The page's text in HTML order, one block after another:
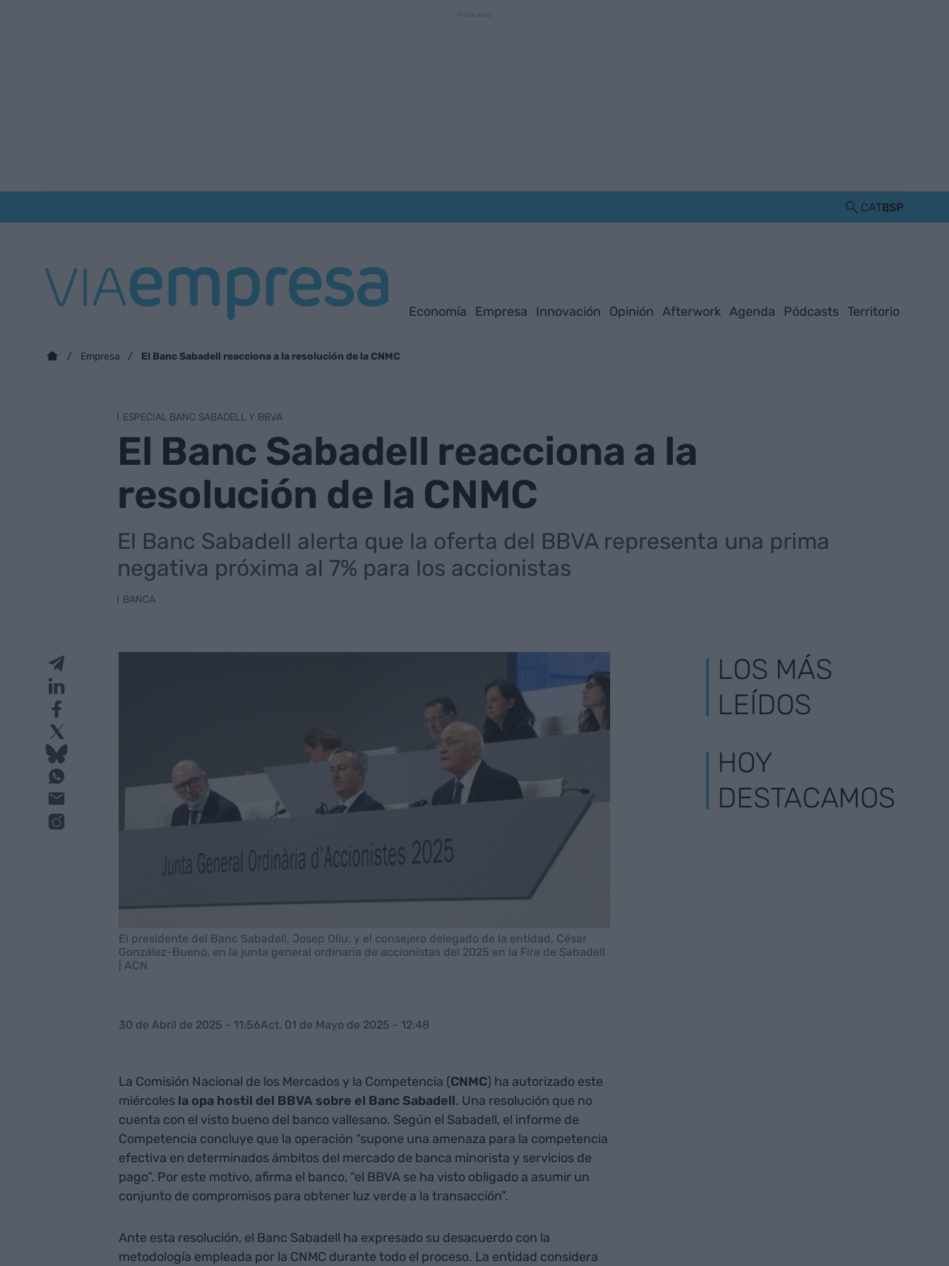
CATESP
Economía Empresa Innovación Opinión Afterwork Agenda Pódcasts Territorio
Empresa El Banc Sabadell reacciona a la resolución de la CNMC
ESPECIAL BANC SABADELL Y BBVA
El Banc Sabadell reacciona a la
resolución de la CNMC
El Banc Sabadell alerta que la oferta del BBVA representa una prima
negativa próxima al 7% para los accionistas
BANCA
El presidente del Banc Sabadell, Josep Oliu; y el consejero delegado de la entidad, César
González-Bueno, en la junta general ordinaria de accionistas del 2025 en la Fira de Sabadell
| ACN
30 de Abril de 2025 - 11:56Act. 01 de Mayo de 2025 - 12:48
La Comisión Nacional de los Mercados y la Competencia (CNMC) ha autorizado este
miércolesla opa hostil del BBVA sobre el Banc Sabadell. Una resolución que no
cuenta con el visto bueno del banco vallesano. Según el Sabadell, el informe de
Competencia concluye que la operación “supone una amenaza para la competencia
efectiva en determinados ámbitos del mercado de banca minorista y servicios de
pago”. Por este motivo, afirma el banco, “el BBVA se ha visto obligado a asumir un
conjunto de compromisos para obtener luz verde a la transacción”.
Ante esta resolución, el Banc Sabadell ha expresado su desacuerdo con la
metodología empleada por la CNMC durante todo el proceso. La entidad considera
LOS MÁS
LEÍDOS
HOY
DESTACAMOS